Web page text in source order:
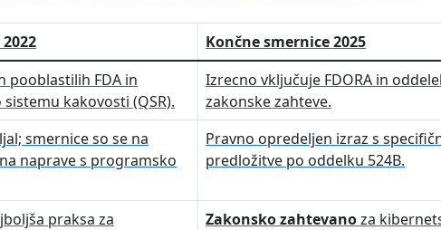
Končne smernice 2025
pooblastilih FDA in
kakovosti (QSR).
Izrecno vključuje FDORA in
zakonske zahteve.
smernice so se na
naprave s programsko
Pravno opredeljen izraz s
predložitve po oddelku 524B.
praksa za
Zakonsko zahtevanoza